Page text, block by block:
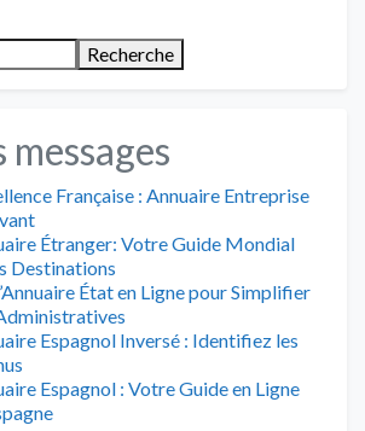
Recherche
Française : Annuaire Entreprise
Étranger: Votre Guide Mondial
Destinations
État en Ligne pour Simplifier
Espagnol Inversé : Identifiez les
Espagnol : Votre Guide en Ligne